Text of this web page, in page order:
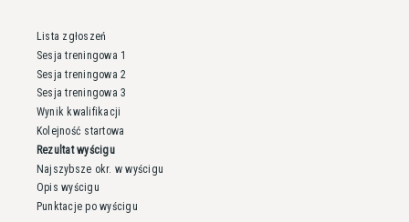
Lista zgłoszeń
Sesja treningowa 1
Sesja treningowa 2
Sesja treningowa 3
Wynik kwalifikacji
Kolejność startowa
Rezultat wyścigu
Najszybsze okr. w wyścigu
Opis wyścigu
Punktacje po wyścigu